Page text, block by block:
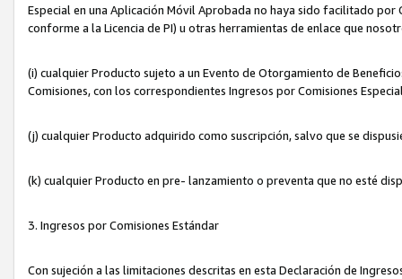
Especial en una Aplicación Móvil Aprobada no haya sido facilitado
conforme a la Licencia de PI) u otras herramientas de enlace que
(i) cualquier Producto sujeto a un Evento de Otorgamiento de
Comisiones, con los correspondientes Ingresos por Comisiones
(j) cualquier Producto adquirido como suscripción, salvo que se
(k) cualquier Producto en pre- lanzamiento o preventa que no esté
3. Ingresos por Comisiones Estándar
Con sujeción a las limitaciones descritas en esta Declaración de